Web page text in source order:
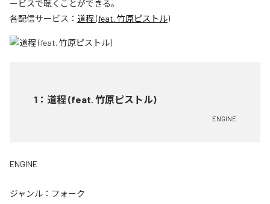
ービスで聴くことができる。
各配信サービス： 道程 (feat. 竹原ピストル)
1 ： 道程 (feat. 竹原ピストル)
ENGINE
ENGINE
ジャンル： フォーク